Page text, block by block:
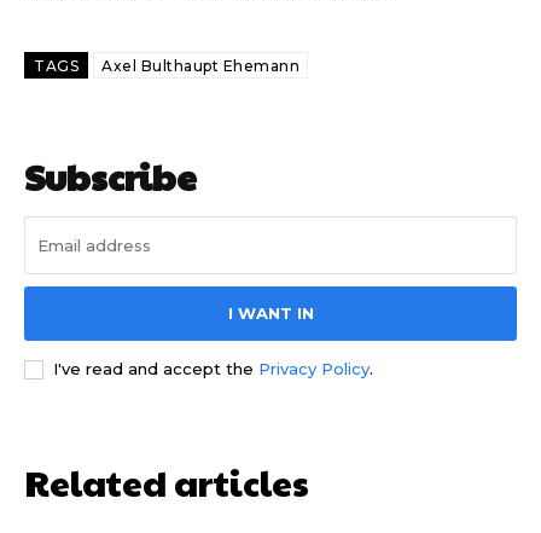
TAGS Axel Bulthaupt Ehemann
Subscribe
I WANT IN
I've read and accept the Privacy Policy.
Related articles